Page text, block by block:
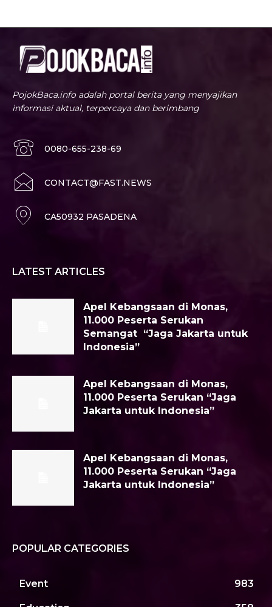
PojokBaca.info adalah portal berita yang menyajikan
informasi aktual, terpercaya dan berimbang
0080-655-238-69
CONTACT@FAST.NEWS
CA50932 PASADENA
LATEST ARTICLES
Apel Kebangsaan di Monas,
11.000 Peserta Serukan
Semangat “Jaga Jakarta untuk
Indonesia”
Apel Kebangsaan di Monas,
11.000 Peserta Serukan “Jaga
Jakarta untuk Indonesia”
Apel Kebangsaan di Monas,
11.000 Peserta Serukan “Jaga
Jakarta untuk Indonesia”
POPULAR CATEGORIES
Event 983